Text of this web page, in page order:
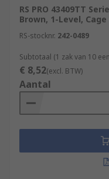
RS PRO 43409TT
Brown, 1-Level, Cage
RS-stocknr. 242-0489
Subtotaal (1 zak van 10
€ 8,52(excl. BTW)
Aantal